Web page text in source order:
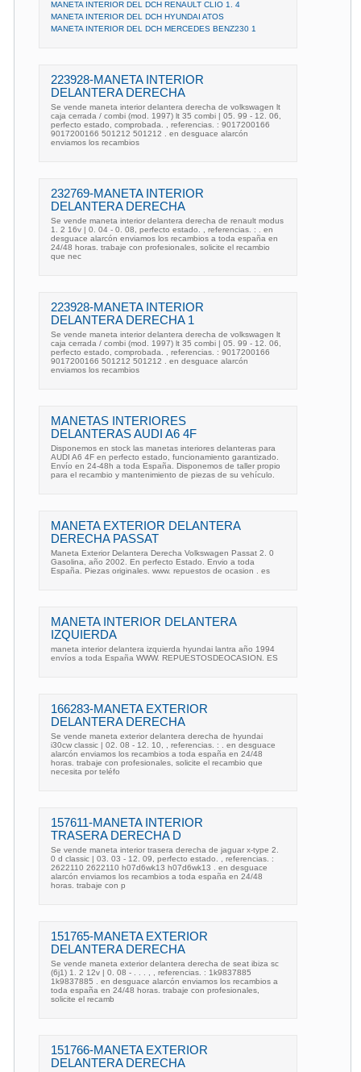
MANETA INTERIOR DEL DCH RENAULT CLIO 1. 4
MANETA INTERIOR DEL DCH HYUNDAI ATOS
MANETA INTERIOR DEL DCH MERCEDES BENZ230 1
223928-MANETA INTERIOR
DELANTERA DERECHA
Se vende maneta interior delantera derecha de volkswagen lt
caja cerrada / combi (mod. 1997) lt 35 combi | 05. 99 - 12. 06,
perfecto estado, comprobada. , referencias. : 9017200166
9017200166 501212 501212 . en desguace alarcón
enviamos los recambios
232769-MANETA INTERIOR
DELANTERA DERECHA
Se vende maneta interior delantera derecha de renault modus
1. 2 16v | 0. 04 - 0. 08, perfecto estado. , referencias. : . en
desguace alarcón enviamos los recambios a toda españa en
24/48 horas. trabaje con profesionales, solicite el recambio
que nec
223928-MANETA INTERIOR
DELANTERA DERECHA 1
Se vende maneta interior delantera derecha de volkswagen lt
caja cerrada / combi (mod. 1997) lt 35 combi | 05. 99 - 12. 06,
perfecto estado, comprobada. , referencias. : 9017200166
9017200166 501212 501212 . en desguace alarcón
enviamos los recambios
MANETAS INTERIORES
DELANTERAS AUDI A6 4F
Disponemos en stock las manetas interiores delanteras para
AUDI A6 4F en perfecto estado, funcionamiento garantizado.
Envío en 24-48h a toda España. Disponemos de taller propio
para el recambio y mantenimiento de piezas de su vehículo.
MANETA EXTERIOR DELANTERA
DERECHA PASSAT
Maneta Exterior Delantera Derecha Volkswagen Passat 2. 0
Gasolina, año 2002. En perfecto Estado. Envio a toda
España. Piezas originales. www. repuestos de ocasion . es
MANETA INTERIOR DELANTERA
IZQUIERDA
maneta interior delantera izquierda hyundai lantra año 1994
envíos a toda España WWW. REPUESTOSDEOCASION. ES
166283-MANETA EXTERIOR
DELANTERA DERECHA
Se vende maneta exterior delantera derecha de hyundai
i30cw classic | 02. 08 - 12. 10, , referencias. : . en desguace
alarcón enviamos los recambios a toda españa en 24/48
horas. trabaje con profesionales, solicite el recambio que
necesita por teléfo
157611-MANETA INTERIOR
TRASERA DERECHA D
Se vende maneta interior trasera derecha de jaguar x-type 2.
0 d classic | 03. 03 - 12. 09, perfecto estado. , referencias. :
2622110 2622110 h07d6wk13 h07d6wk13 . en desguace
alarcón enviamos los recambios a toda españa en 24/48
horas. trabaje con p
151765-MANETA EXTERIOR
DELANTERA DERECHA
Se vende maneta exterior delantera derecha de seat ibiza sc
(6j1) 1. 2 12v | 0. 08 - . . . , , referencias. : 1k9837885
1k9837885 . en desguace alarcón enviamos los recambios a
toda españa en 24/48 horas. trabaje con profesionales,
solicite el recamb
151766-MANETA EXTERIOR
DELANTERA DERECHA